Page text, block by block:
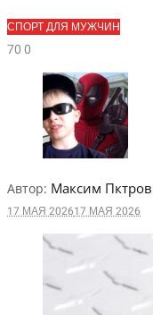
СПОРТ ДЛЯ МУЖЧИН
700
Автор: Максим Пктров
17 МАЯ 202617 МАЯ 2026